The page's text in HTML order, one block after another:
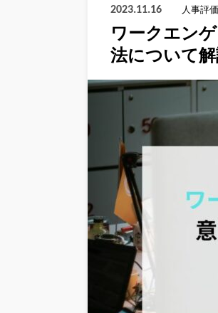
2023.11.16 人事評価
ワークエン
法について解